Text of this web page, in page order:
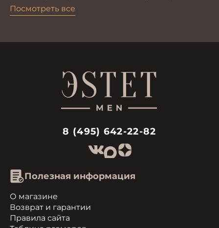
Посмотреть все
8 (495) 642-22-82
Полезная информация
О магазине
Возврат и гарантии
Правила сайта